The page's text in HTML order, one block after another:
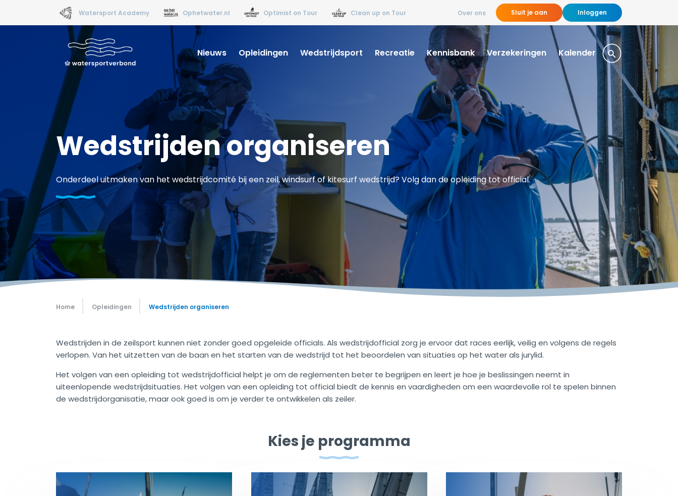
Watersport Academy Ophetwater.nl Optimist on Tour Clean up on Tour Over ons Sluit je aan Inloggen
Nieuws Opleidingen Wedstrijdsport Recreatie Kennisbank Verzekeringen Kalender
Wedstrijden organiseren
Onderdeel uitmaken van het wedstrijdcomité bij een zeil, windsurf of kitesurf wedstrijd? Volg dan de opleiding tot official.
Home Opleidingen Wedstrijden organiseren
Wedstrijden in de zeilsport kunnen niet zonder goed opgeleide officials. Als wedstrijdofficial zorg je ervoor dat races eerlijk, veilig en volgens de regels
verlopen. Van het uitzetten van de baan en het starten van de wedstrijd tot het beoordelen van situaties op het water als jurylid.
Het volgen van een opleiding tot wedstrijdofficial helpt je om de reglementen beter te begrijpen en leert je hoe je beslissingen neemt in
uiteenlopende wedstrijdsituaties. Het volgen van een opleiding tot official biedt de kennis en vaardigheden om een waardevolle rol te spelen binnen
de wedstrijdorganisatie, maar ook goed is om je verder te ontwikkelen als zeiler.
Kies je programma